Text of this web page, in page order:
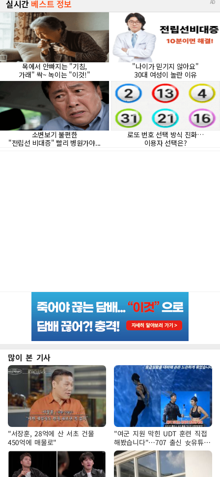
많이 본 기사
"서장훈, 28억에 산 서초 건물
450억에 매물로"
"여군 지원 막힌 UDT 훈련 직접
해봤습니다"…707 출신 女유튜버
'완벽 소화'